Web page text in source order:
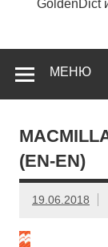
GoldenDict
МЕНЮ
(EN-EN)
19.06.2018